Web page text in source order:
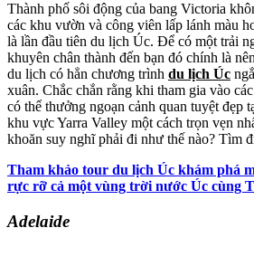
Thành phố sôi động của bang Victoria
các khu vườn và công viên lấp lánh màu
là lần đầu tiên du lịch Úc. Để có một trải
khuyên chân thành đến bạn đó chính là
du lịch có hẳn chương trình du lịch Úc
xuân. Chắc chắn rằng khi tham gia vào
có thể thưởng ngoạn cảnh quan tuyệt đẹp
khu vực Yarra Valley một cách trọn vẹn
khoăn suy nghĩ phải đi như thế nào? Tìm
Tham khảo tour du lịch Úc khám phá
rực rỡ cả một vùng trời nước Úc cùng
Adelaide